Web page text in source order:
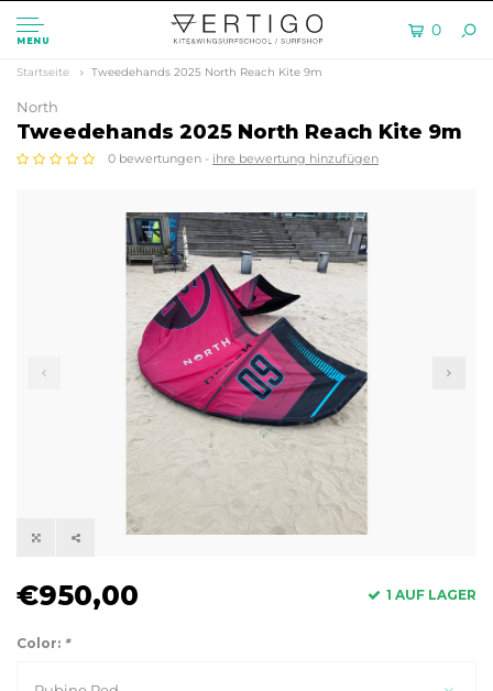
MENU
0
Startseite Tweedehands 2025 North Reach Kite 9m
North
Tweedehands 2025 North Reach Kite 9m
0 bewertungen - ihre bewertung hinzufügen
€950,00 1 AUF LAGER
Color: *